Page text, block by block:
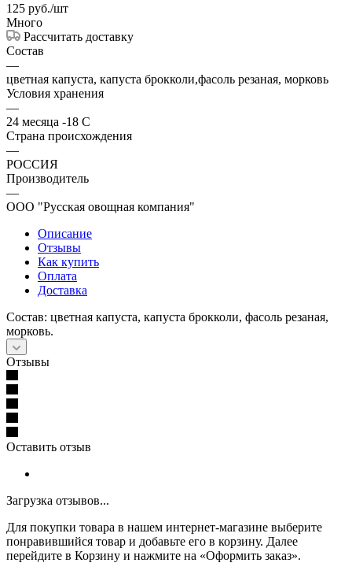
125 руб./шт
Много
Рассчитать доставку
Состав
—
цветная капуста, капуста брокколи,фасоль резаная, морковь
Условия хранения
—
24 месяца -18 С
Страна происхождения
—
РОССИЯ
Производитель
—
ООО "Русская овощная компания"
Описание
Отзывы
Как купить
Оплата
Доставка
Состав: цветная капуста, капуста брокколи, фасоль резаная,
морковь.
Отзывы
Оставить отзыв
Загрузка отзывов...
Для покупки товара в нашем интернет-магазине выберите
понравившийся товар и добавьте его в корзину. Далее
перейдите в Корзину и нажмите на «Оформить заказ».